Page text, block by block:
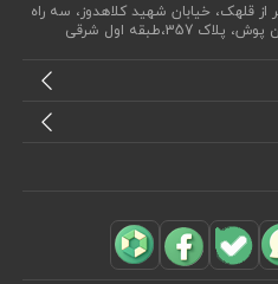
از قلهک، خیابان شهید کلاهدوز، سه راه
اول شرقی